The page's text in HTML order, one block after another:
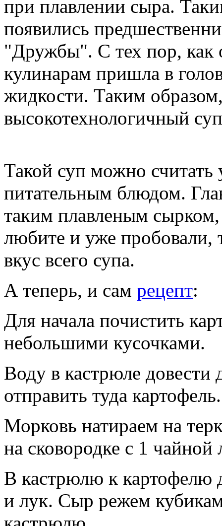
при плавлении сыра.
появились
"Дружбы". С тех пор, как
кулинарам пришла в
жидкости. Таким
высокотехнологичный
Такой суп можно считать
питательным блюдом.
таким плавленым
любите и уже пробовали,
вкус всего супа.
А теперь, и сам рецепт:
Для начала почистить
небольшими кусочками.
Воду в кастрюле довести
отправить туда картофель.
Морковь натираем на
на сковородке с 1 чайной
В кастрюлю к картофелю
и лук. Сыр режем